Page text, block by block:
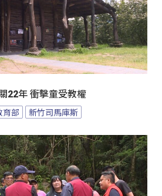
22年 衝擊童受教權
育部 新竹司馬庫斯